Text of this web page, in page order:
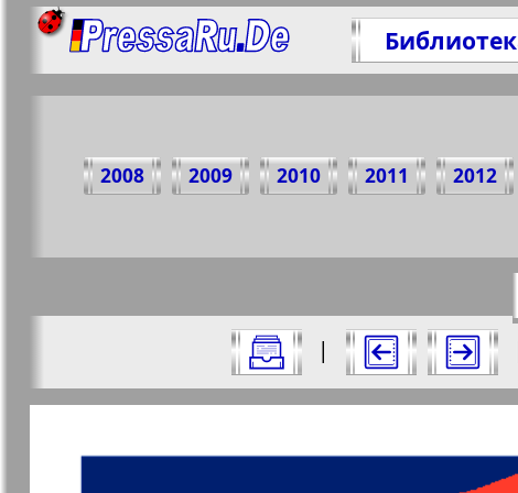
2008 2009 2010 2011 2012
Все номера газеты "Рубеж" за 2022
|
Страницы газеты